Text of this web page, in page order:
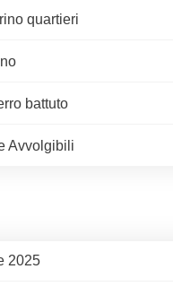
quartieri
battuto
Avvolgibili
2025